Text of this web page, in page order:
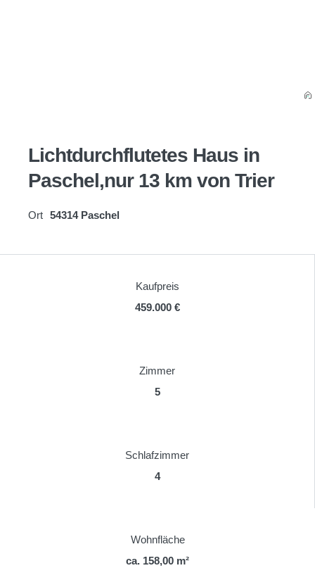
Lichtdurchflutetes Haus in
Paschel,nur 13 km von Trier
Ort 54314 Paschel
Kaufpreis
459.000 €
Zimmer
5
Schlafzimmer
4
Wohnfläche
ca. 158,00 m²